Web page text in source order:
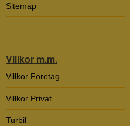
Sitemap
Villkor m.m.
Villkor Företag
Villkor Privat
Turbil